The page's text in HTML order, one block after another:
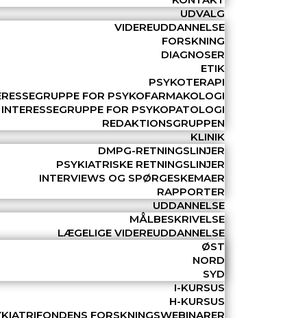
UDVALG
VIDEREUDDANNELSE
FORSKNING
DIAGNOSER
ETIK
PSYKOTERAPI
FOR PSYKOFARMAKOLOGI
INTERESSEGRUPPE FOR PSYKOPATOLOGI
REDAKTIONSGRUPPEN
KLINIK
DMPG-RETNINGSLINJER
PSYKIATRISKE RETNINGSLINJER
INTERVIEWS OG SPØRGESKEMAER
RAPPORTER
UDDANNELSE
MÅLBESKRIVELSE
LÆGELIGE VIDEREUDDANNELSE
ØST
NORD
SYD
I-KURSUS
H-KURSUS
FORSKNINGSWEBINARER